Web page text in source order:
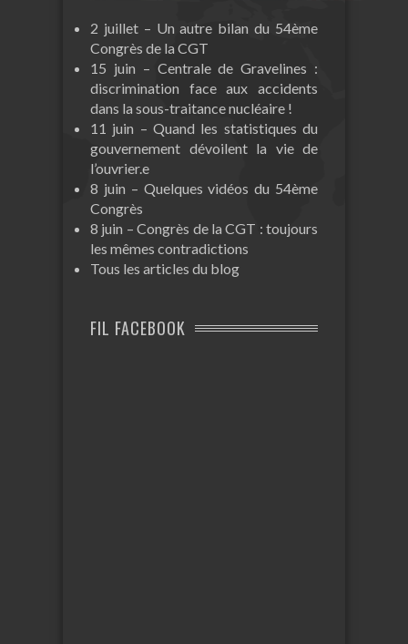
2 juillet – Un autre bilan du 54ème
Congrès de la CGT
15 juin – Centrale de Gravelines :
discrimination face aux accidents
dans la sous-traitance nucléaire !
11 juin – Quand les statistiques du
gouvernement dévoilent la vie de
l’ouvrier.e
8 juin – Quelques vidéos du 54ème
Congrès
8 juin – Congrès de la CGT : toujours
les mêmes contradictions
Tous les articles du blog
FIL FACEBOOK